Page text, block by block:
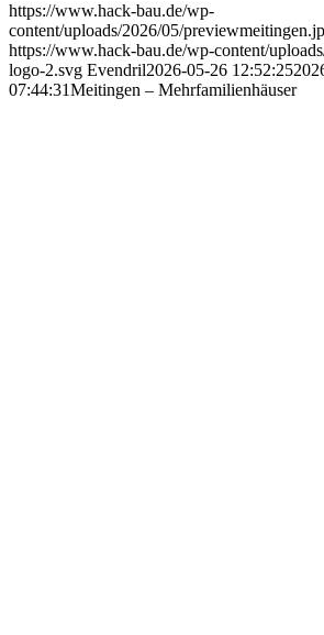
https://www.hack-bau.de/wp-
content/uploads/2026/05/
https://www.hack-bau.de/wp-content/
logo-2.svg Evendril2026-05-26 12:52:25
07:44:31Meitingen – Mehrfamilienhäuser